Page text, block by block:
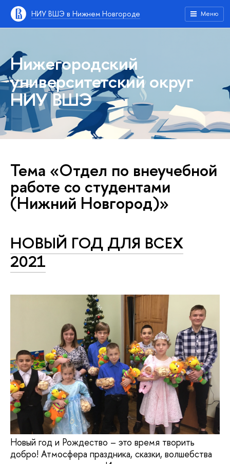
НИУ ВШЭ в Нижнем Новгороде Меню
Нижегородский
университетский округ
НИУ ВШЭ
Тема «Отдел по внеучебной
работе со студентами
(Нижний Новгород)»
НОВЫЙ ГОД ДЛЯ ВСЕХ
2021
Новый год и Рождество – это время творить
добро! Атмосфера праздника, сказки, волшебства